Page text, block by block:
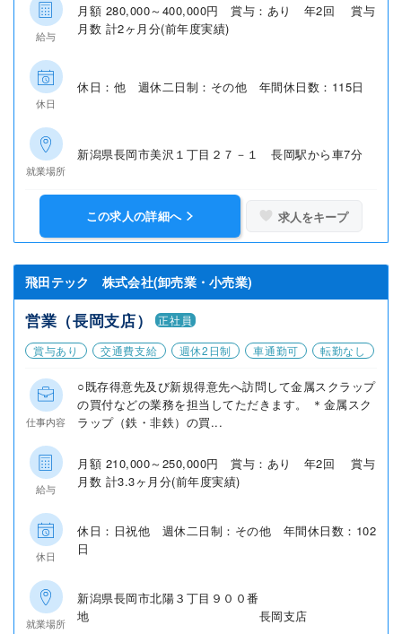
給与
月額 280,000～400,000円 賞与：あり 年2回 賞与
月数 計2ヶ月分(前年度実績)
休日
休日：他 週休二日制：その他 年間休日数：115日
就業場所
新潟県長岡市美沢１丁目２７－１ 長岡駅から車7分
この求人の詳細へ 求人をキープ
飛田テック 株式会社(卸売業・小売業)
営業（長岡支店）
正社員
賞与あり
交通費支給 週休2日制 車通勤可 転勤なし
仕事内容
○既存得意先及び新規得意先へ訪問して金属スクラップ
の買付などの業務を担当してただきます。 ＊金属スク
ラップ（鉄・非鉄）の買...
給与
月額 210,000～250,000円 賞与：あり 年2回 賞与
月数 計3.3ヶ月分(前年度実績)
休日
休日：日祝他 週休二日制：その他 年間休日数：102
日
就業場所
新潟県長岡市北陽３丁目９００番
地 長岡支店